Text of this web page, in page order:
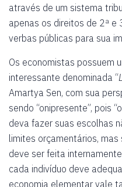
através de um sistema
apenas os direitos de 2ª e
verbas públicas para sua
Os economistas possuem
interessante denominada “
Amartya Sen, com sua
sendo “onipresente”, pois
deva fazer suas escolhas
limites orçamentários,
deve ser feita
cada indivíduo deve
economia elementar vale